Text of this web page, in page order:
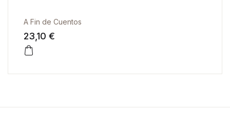
A Fin de Cuentos
23,10 €